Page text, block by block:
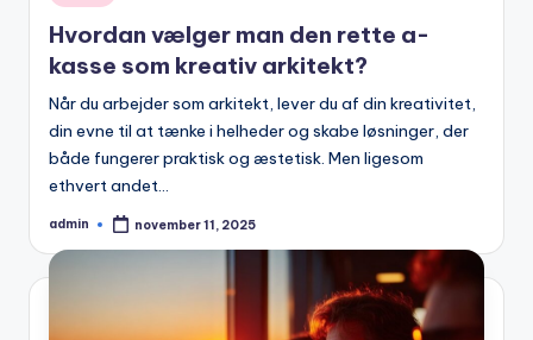
in
Hvordan vælger man den rette a-
kasse som kreativ arkitekt?
Når du arbejder som arkitekt, lever du af din kreativitet,
din evne til at tænke i helheder og skabe løsninger, der
både fungerer praktisk og æstetisk. Men ligesom
ethvert andet…
Posted
admin november 11, 2025